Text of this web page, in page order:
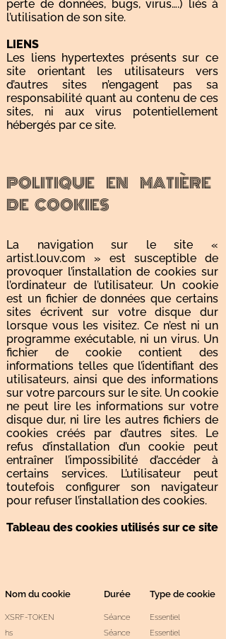
perte de données, bugs, virus….) liés à
l’utilisation de son site.
LIENS
Les liens hypertextes présents sur ce
site orientant les utilisateurs vers
d’autres sites n’engagent pas sa
responsabilité quant au contenu de ces
sites, ni aux virus potentiellement
hébergés par ce site.
POLITIQUE EN MATIÈRE
DE COOKIES
La navigation sur le site «
artist.louv.com » est susceptible de
provoquer l’installation de cookies sur
l’ordinateur de l’utilisateur. Un cookie
est un fichier de données que certains
sites écrivent sur votre disque dur
lorsque vous les visitez. Ce n’est ni un
programme exécutable, ni un virus. Un
fichier de cookie contient des
informations telles que l’identifiant des
utilisateurs, ainsi que des informations
sur votre parcours sur le site. Un cookie
ne peut lire les informations sur votre
disque dur, ni lire les autres fichiers de
cookies créés par d’autres sites. Le
refus d’installation d’un cookie peut
entraîner l’impossibilité d’accéder à
certains services. L’utilisateur peut
toutefois configurer son navigateur
pour refuser l’installation des cookies.
Tableau des cookies utilisés sur ce site
Nom du cookie
XSRF-TOKEN
hs
Durée
Séance
Séance
Type de cookie
Essentiel
Essentiel